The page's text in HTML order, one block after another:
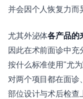
并会因个人恢复力而
尤其外泌体各产品的
因此在术前面诊中充
按什么标准使用"尤
对两个项目都在面诊、
部位设计与术后检查